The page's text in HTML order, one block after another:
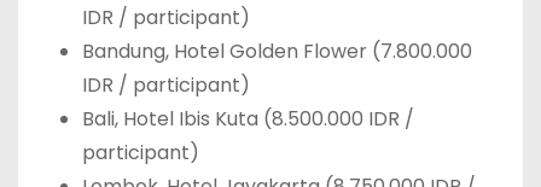
IDR / participant)
Bandung, Hotel Golden Flower (7.800.000
IDR / participant)
Bali, Hotel Ibis Kuta (8.500.000 IDR /
participant)